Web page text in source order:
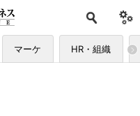
マーケ HR・組織